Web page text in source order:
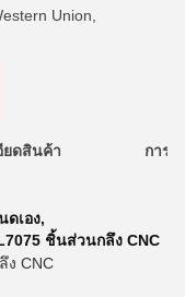
Union,
ยดสินค้า การ
ดเอง,
ชิ้นส่วนกลึง CNC
ง CNC